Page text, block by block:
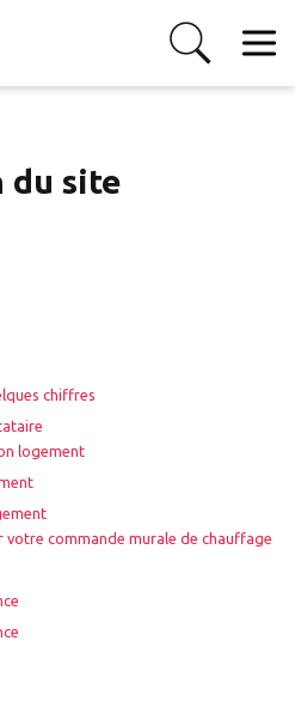
du site
chiffres
logement
votre commande murale de chauffage